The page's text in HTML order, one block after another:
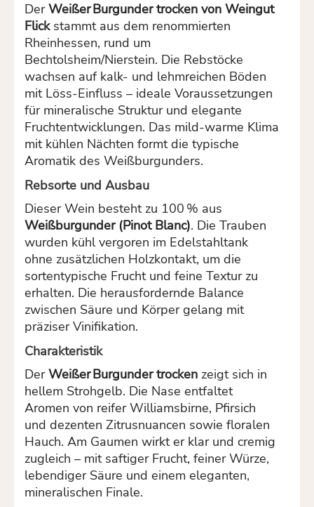
DerWeißer Burgunder trocken von Weingut
Flickstammt aus dem renommierten
Rheinhessen, rund um
Bechtolsheim/Nierstein. Die Rebstöcke
wachsen auf kalk- und lehmreichen Böden
mit Löss-Einfluss – ideale Voraussetzungen
für mineralische Struktur und elegante
Fruchtentwicklungen. Das mild-warme Klima
mit kühlen Nächten formt die typische
Aromatik des Weißburgunders.
Rebsorte und Ausbau
Dieser Wein besteht zu 100 % aus
Weißburgunder (Pinot Blanc). Die Trauben
wurden kühl vergoren im Edelstahltank
ohne zusätzlichen Holzkontakt, um die
sortentypische Frucht und feine Textur zu
erhalten. Die herausfordernde Balance
zwischen Säure und Körper gelang mit
präziser Vinifikation.
Charakteristik
DerWeißer Burgunder trocken zeigt sich in
hellem Strohgelb. Die Nase entfaltet
Aromen von reifer Williamsbirne, Pfirsich
und dezenten Zitrusnuancen sowie floralen
Hauch. Am Gaumen wirkt er klar und cremig
zugleich – mit saftiger Frucht, feiner Würze,
lebendiger Säure und einem eleganten,
mineralischen Finale.